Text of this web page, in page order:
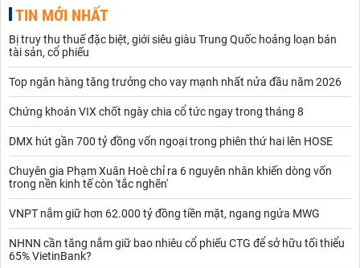
TIN MỚI NHẤT
Bị truy thu thuế đặc biệt, giới siêu giàu Trung Quốc hoảng loạn bán
tài sản, cổ phiếu
Top ngân hàng tăng trưởng cho vay mạnh nhất nửa đầu năm 2026
Chứng khoán VIX chốt ngày chia cổ tức ngay trong tháng 8
DMX hút gần 700 tỷ đồng vốn ngoại trong phiên thứ hai lên HOSE
Chuyên gia Phạm Xuân Hoè chỉ ra 6 nguyên nhân khiến dòng vốn
trong nền kinh tế còn 'tắc nghẽn'
VNPT nắm giữ hơn 62.000 tỷ đồng tiền mặt, ngang ngửa MWG
NHNN cần tăng nắm giữ bao nhiêu cổ phiếu CTG để sở hữu tối thiểu
65% VietinBank?